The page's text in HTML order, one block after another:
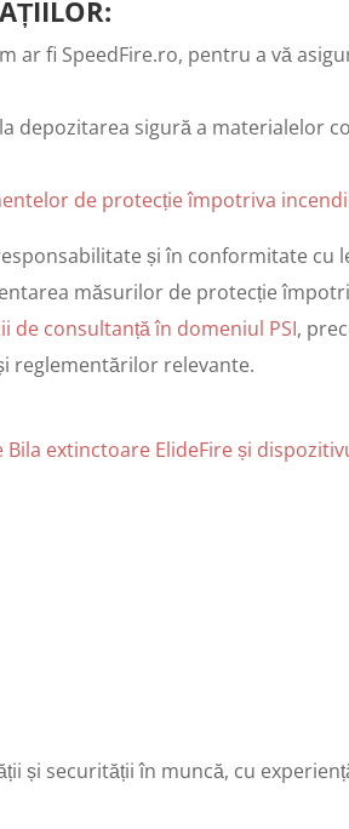
:
ar fi SpeedFire.ro, pentru a vă
depozitarea sigură a materialelor
de protecție împotriva
și în conformitate cu
măsurilor de protecție
de consultanță în domeniul PSI,
reglementărilor relevante.
extinctoare ElideFire și
și securității în muncă, cu